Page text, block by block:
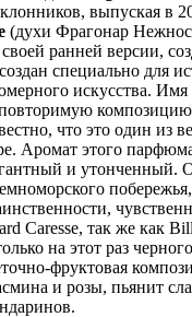
выпуская в
(духи Фрагонар
ранней версии,
специально для
искусства. Имя
что это один из
Аромат этого
и утонченный.
Caresse, так же как
на этот раз
фруктовая
и розы, пьянит